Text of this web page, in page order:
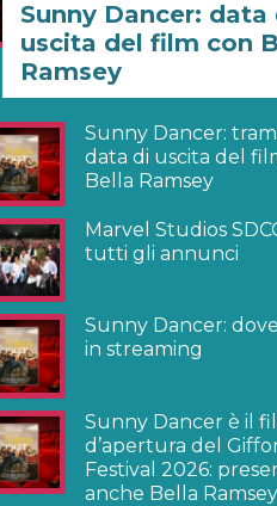
Sunny Dancer: data
uscita del film con
Ramsey
Sunny Dancer:
data di uscita del
Bella Ramsey
Marvel Studios
tutti gli annunci
Sunny Dancer:
in streaming
Sunny Dancer è il
d’apertura del
Festival 2026:
anche Bella Ramsey